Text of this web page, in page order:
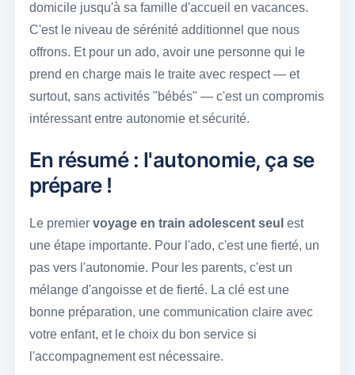
domicile jusqu'à sa famille d'accueil en vacances.
C'est le niveau de sérénité additionnel que nous
offrons. Et pour un ado, avoir une personne qui le
prend en charge mais le traite avec respect — et
surtout, sans activités "bébés" — c'est un compromis
intéressant entre autonomie et sécurité.
En résumé : l'autonomie, ça se
prépare !
Le premier voyage en train adolescent seul est
une étape importante. Pour l'ado, c'est une fierté, un
pas vers l'autonomie. Pour les parents, c'est un
mélange d'angoisse et de fierté. La clé est une
bonne préparation, une communication claire avec
votre enfant, et le choix du bon service si
l'accompagnement est nécessaire.